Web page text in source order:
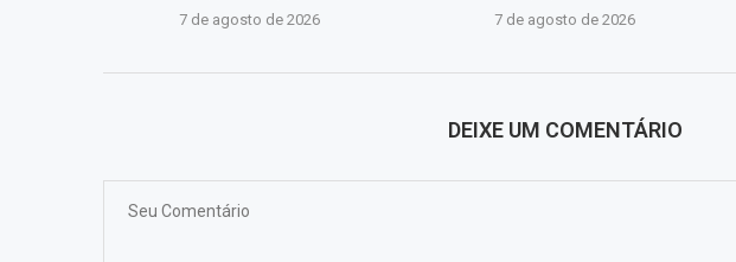
7 de agosto de 2026 7 de agosto de 2026
DEIXE UM COMENTÁRIO